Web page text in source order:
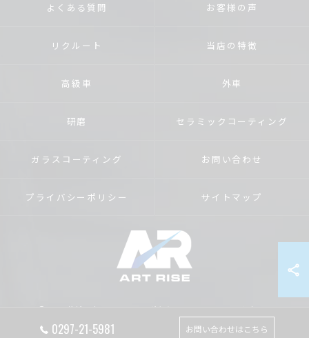
0297-21-5981 お問い合わせはこちら
よくある質問 お客様の声
リクルート 当店の特徴
高級車 外車
研磨 セラミックコーティング
ガラスコーティング お問い合わせ
プライバシーポリシー サイトマップ
© 2026 茨城のカーコーティングならART RISE アートライズ ALL RIGHTS